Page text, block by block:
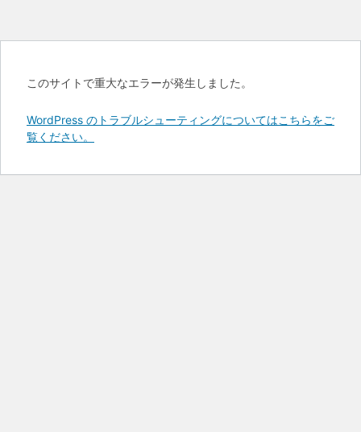
このサイトで重大なエラーが発生しました。
WordPress のトラブルシューティングについてはこちらをご
覧ください。